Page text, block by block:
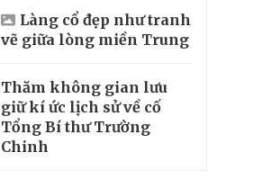
Làng cổ đẹp như tranh
vẽ giữa lòng miền Trung
Thăm không gian lưu
giữ kí ức lịch sử về cố
Tổng Bí thư Trường
Chinh